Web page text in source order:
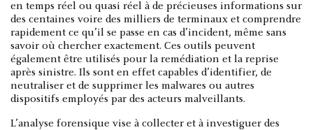
en temps réel ou quasi réel à de précieuses informations sur
des centaines voire des milliers de terminaux et comprendre
rapidement ce qu’il se passe en cas d’incident, même sans
savoir où chercher exactement. Ces outils peuvent
également être utilisés pour la remédiation et la reprise
après sinistre. Ils sont en effet capables d’identifier, de
neutraliser et de supprimer les malwares ou autres
dispositifs employés par des acteurs malveillants.
L’analyse forensique vise à collecter et à investiguer des